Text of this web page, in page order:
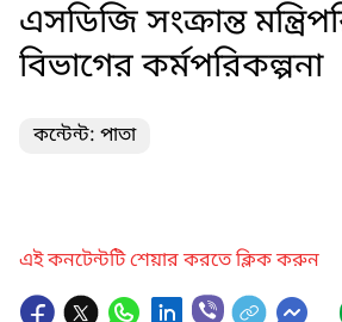
এসডিজি সংক্রান্ত
বিভাগের কর্মপরিকল্পনা
কন্টেন্ট: পাতা
এই কনটেন্টটি শেয়ার করতে ক্লিক করুন